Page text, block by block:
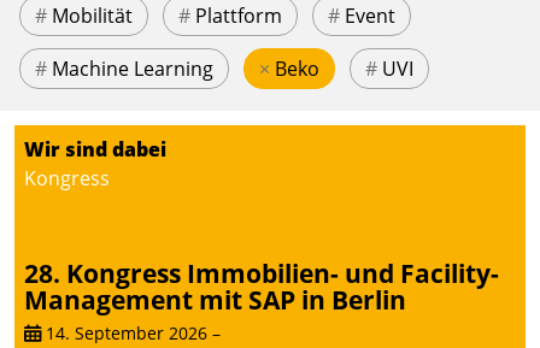
# Mobilität # Plattform # Event
# Machine Learning × Beko # UVI
Wir sind dabei
Kongress
28. Kongress Immobilien- und Facility-
Management mit SAP in Berlin
14. September 2026 –